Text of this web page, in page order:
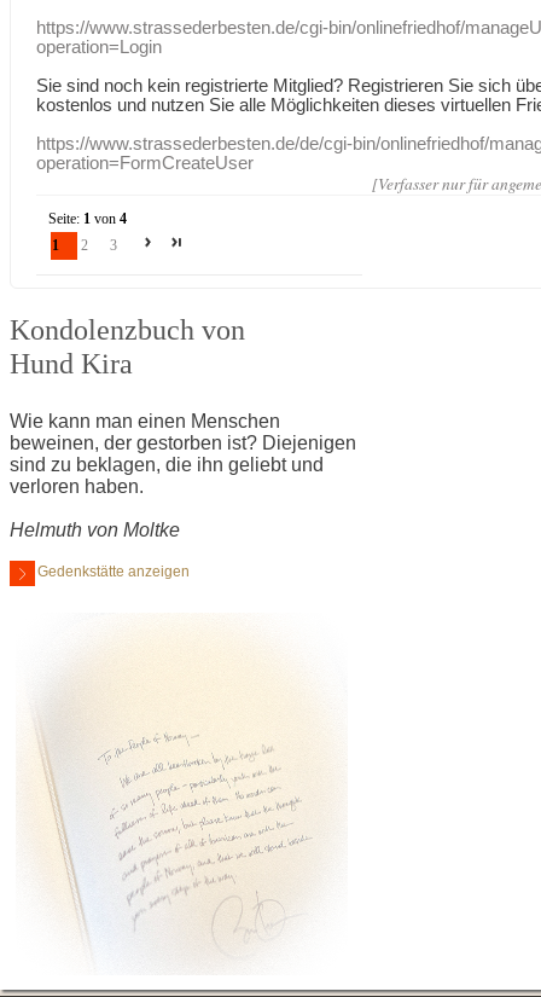
https://www.strassederbesten.de/cgi-bin/onlinefriedhof/
operation=Login
Sie sind noch kein registrierte Mitglied? Registrieren Sie sich
kostenlos und nutzen Sie alle Möglichkeiten dieses virtuellen
https://www.strassederbesten.de/de/cgi-bin/onlinefriedhof/
operation=FormCreateUser
[Verfasser nur für
Seite: 1 von4
1
2 3
Kondolenzbuch von
Hund Kira
Wie kann man einen Menschen
beweinen, der gestorben ist? Diejenigen
sind zu beklagen, die ihn geliebt und
verloren haben.
Helmuth von Moltke
Gedenkstätte anzeigen